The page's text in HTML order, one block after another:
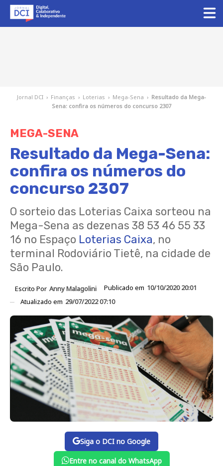
Jornal DCI › Finanças › Loterias › Mega-Sena › Resultado da Mega-
Sena: confira os números do concurso 2307
MEGA-SENA
Resultado da Mega-Sena:
confira os números do
concurso 2307
O sorteio das Loterias Caixa sorteou na
Mega-Sena as dezenas 38 53 46 55 33
16 no Espaço Loterias Caixa, no
terminal Rodoviário Tietê, na cidade de
São Paulo.
Escrito Por Anny Malagolini Publicado em 10/10/2020 20:01
Atualizado em 29/07/2022 07:10
Siga o DCI no Google
Entre no canal do WhatsApp